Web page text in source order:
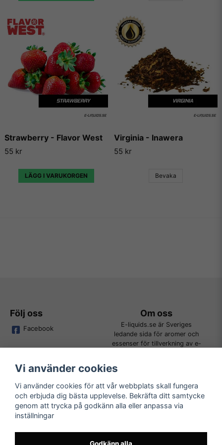
Strawberry - Flavor West
55 kr
LÄGG I VARUKORGEN
Virginia - Inawera
55 kr
Bevaka
Följ oss
Facebook
Om oss
E-liquids.se är Sveriges
ledande sida för aromer och
essenser för tillverkning av e-
Kundtjänst
Tveka inte att kontakta oss på
order@e-liquids.se om du har
några frågor, funderingar eller
önskemål om produkter!
Läs mer
Vi använder cookies
Vi använder cookies för att vår webbplats skall fungera
och erbjuda dig bästa upplevelse. Bekräfta ditt samtycke
genom att trycka på godkänn alla eller anpassa via
inställningar
Godkänn alla